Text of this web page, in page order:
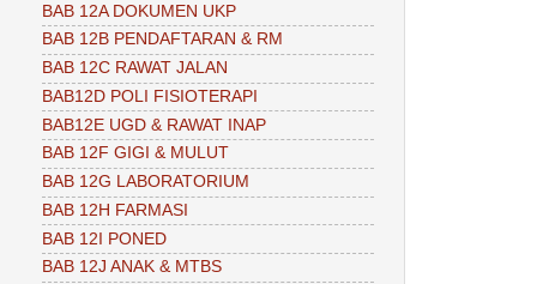
BAB 12A DOKUMEN UKP
BAB 12B PENDAFTARAN & RM
BAB 12C RAWAT JALAN
BAB12D POLI FISIOTERAPI
BAB12E UGD & RAWAT INAP
BAB 12F GIGI & MULUT
BAB 12G LABORATORIUM
BAB 12H FARMASI
BAB 12I PONED
BAB 12J ANAK & MTBS